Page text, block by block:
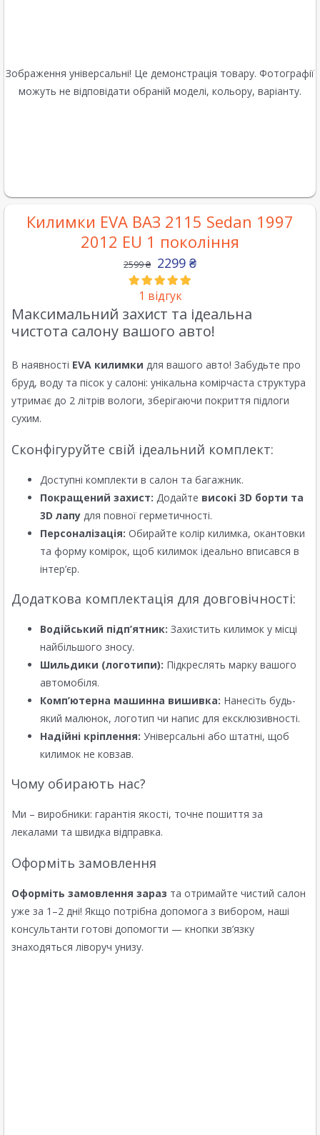
Зображення універсальні! Це демонстрація товару. Фотографії
можуть не відповідати обраній моделі, кольору, варіанту.
Килимки EVA ВАЗ 2115 Sedan 1997
2012 EU 1 покоління
2599₴ 2299 ₴
1 відгук
Максимальний захист та ідеальна
чистота салону вашого авто!
В наявності EVA килимки для вашого авто! Забудьте про
бруд, воду та пісок у салоні: унікальна комірчаста структура
утримає до 2 літрів вологи, зберігаючи покриття підлоги
сухим.
Сконфігуруйте свій ідеальний комплект:
Доступні комплекти в салон та багажник.
Покращений захист: Додайте високі 3D борти та
3D лапу для повної герметичності.
Персоналізація: Обирайте колір килимка, окантовки
та форму комірок, щоб килимок ідеально вписався в
інтер’єр.
Додаткова комплектація для довговічності:
Водійський підп’ятник: Захистить килимок у місці
найбільшого зносу.
Шильдики (логотипи): Підкреслять марку вашого
автомобіля.
Комп’ютерна машинна вишивка: Нанесіть будь-
який малюнок, логотип чи напис для ексклюзивності.
Надійні кріплення: Універсальні або штатні, щоб
килимок не ковзав.
Чому обирають нас?
Ми – виробники: гарантія якості, точне пошиття за
лекалами та швидка відправка.
Оформіть замовлення
Оформіть замовлення зараз та отримайте чистий салон
уже за 1–2 дні! Якщо потрібна допомога з вибором, наші
консультанти готові допомогти — кнопки зв’язку
знаходяться ліворуч унизу.